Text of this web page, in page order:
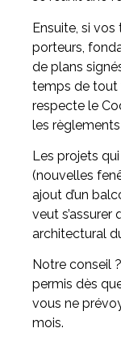
Ensuite, si
porteurs,
de plans
temps de tout
respecte le
les
Les projets
(nouvelles
ajout d’un
veut s’assurer
architectural
Notre conseil
permis dès
vous ne
mois.